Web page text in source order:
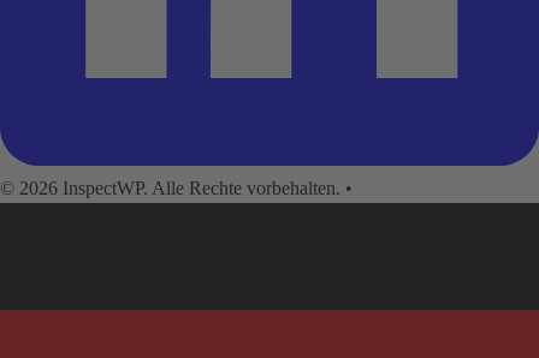
© 2026 InspectWP. Alle Rechte vorbehalten. •